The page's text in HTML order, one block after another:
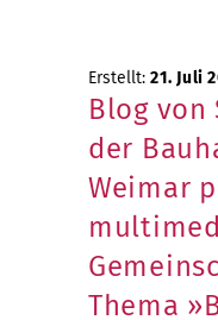
Erstellt: 21. Juli
Blog von
der
Weimar
Thema